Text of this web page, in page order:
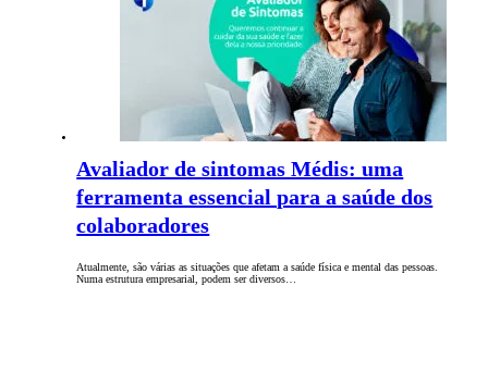
Avaliador de sintomas Médis: uma
ferramenta essencial para a saúde dos
colaboradores
Atualmente, são várias as situações que afetam a saúde física e mental das pessoas.
Numa estrutura empresarial, podem ser diversos…